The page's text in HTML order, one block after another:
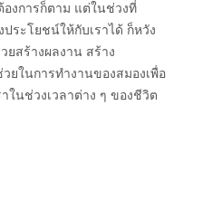
งการก็ตาม แต่ในช่วงที่
ระโยชน์ให้กับเราได้ ก็หวัง
สร้างผลงาน สร้าง
ยในการทำงานของสมองเพื่อ
ในช่วงเวลาต่าง ๆ ของชีวิต